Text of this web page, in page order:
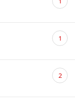
글
댓
글 1
댓
글 2